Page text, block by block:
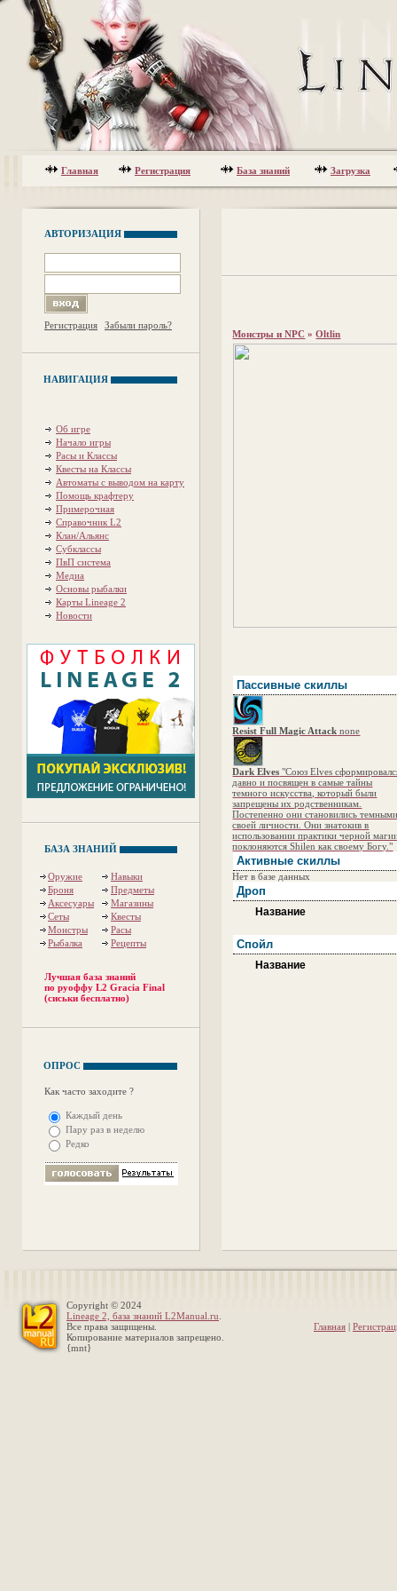
Главная Регистрация База знаний Загрузка
АВТОРИЗАЦИЯ
Регистрация Забыли пароль?
НАВИГАЦИЯ
Об игре
Начало игры
Расы и Классы
Квесты на Классы
Автоматы с выводом на карту
Помощь крафтеру
Примерочная
Справочник L2
Клан/Альянс
Субклассы
ПвП система
Медиа
Основы рыбалки
Карты Lineage 2
Новости
БАЗА ЗНАНИЙ
Оружие
Навыки
Броня
Предметы
Аксесуары
Магазины
Сеты
Квесты
Монстры
Расы
Рыбалка
Рецепты
Лучшая база знаний
по руоффу L2 Gracia Final
(сиськи бесплатно)
ОПРОС
Как часто заходите ?
Каждый день
Пару раз в неделю
Редко
Монстры и NPC »Oltlin
Пассивные скиллы
Resist Full Magic Attack none
Dark Elves "Союз Elves
давно и посвящен в самые тайны
темного искусства, который были
запрещены их родственникам.
Постепенно они становились
своей личности. Они знатокив в
использовании практики черной
поклоняются Shilen как своему Богу."
Активные скиллы
Нет в базе данных
Дроп
Название
Спойл
Название
Copyright © 2024
Lineage 2, база знаний L2Manual.ru
Все права защищены.
Копирование материалов запрещено.
{mnt}
Главная |